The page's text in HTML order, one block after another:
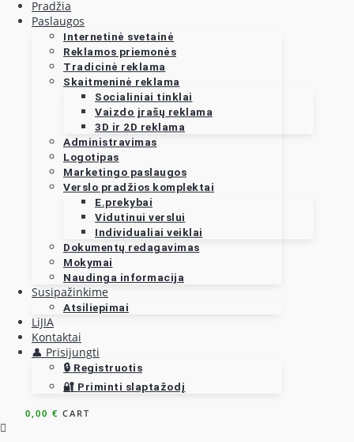
Pradžia
Paslaugos
Internetinė svetainė
Reklamos priemonės
Tradicinė reklama
Skaitmeninė reklama
Socialiniai tinklai
Vaizdo įrašų reklama
3D ir 2D reklama
Administravimas
Logotipas
Marketingo paslaugos
Verslo pradžios komplektai
E.prekybai
Vidutinui verslui
Individualiai veiklai
Dokumentų redagavimas
Mokymai
Naudinga informacija
Susipažinkime
Atsiliepimai
LiJIA
Kontaktai
👤 Prisijungti
🔒 Registruotis
🔐 Priminti slaptažodį
0,00 € CART